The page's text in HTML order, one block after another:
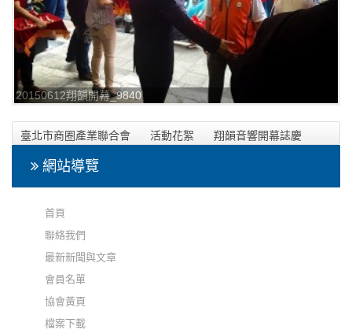
20150612翔韻開幕_9840
臺北市商圈產業聯合會 活動花絮 翔韻音響開幕誌慶
網站導覽
首頁
聯絡我們
最新新聞與文章
會員名單
協會黃頁
檔案下載